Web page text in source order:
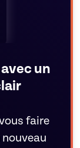
un
faire